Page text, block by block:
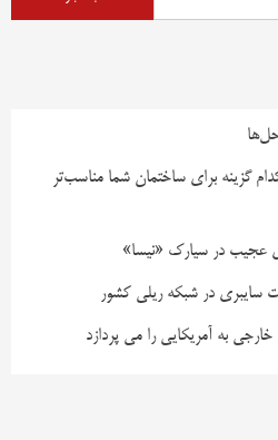
گزینه برای ساختمان شما مناسب‌تر
عجیب در سیارک «نیسا»
سایبری در شبکه ریلی کشور
به آمریکایی را می پردازد